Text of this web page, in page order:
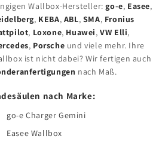
Wallbox-Hersteller:go-e, Easee,
, KEBA, ABL, SMA, Fronius
, Loxone, Huawei,VW Elli,
, Porsche und viele mehr. Ihre
ist nicht dabei? Wir fertigen auch
nach Maß.
nach Marke:
go-e Charger Gemini
Easee Wallbox